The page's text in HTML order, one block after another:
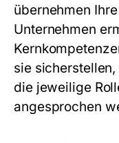
übernehmen
Unternehmen
sie
die jeweilige
angesprochen